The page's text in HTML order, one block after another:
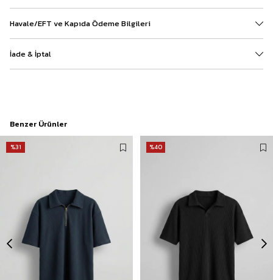
Havale/EFT ve Kapıda Ödeme Bilgileri
İade & İptal
Benzer Ürünler
%31 %40